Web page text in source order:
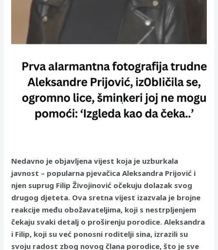
Nedavno je objavljena vijest koja je uzburkala
javnost – popularna pjevačica Aleksandra Prijović i
njen suprug Filip Živojinović očekuju dolazak svog
drugog djeteta. Ova sretna vijest izazvala je brojne
reakcije među obožavateljima, koji s nestrpljenjem
čekaju svaki detalj o proširenju porodice. Aleksandra
i Filip, koji su već ponosni roditelji sina, izrazili su
svoju radost zbog novog člana porodice, što je sve